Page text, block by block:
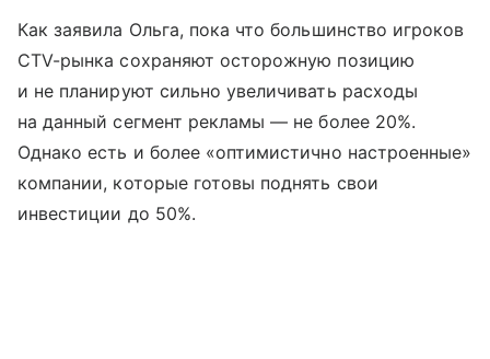
Как заявила Ольга, пока что большинство игроков
CTV-рынка сохраняют осторожную позицию
и не планируют сильно увеличивать расходы
на данный сегмент рекламы — не более 20%.
Однако есть и более «оптимистично настроенные»
компании, которые готовы поднять свои
инвестиции до 50%.